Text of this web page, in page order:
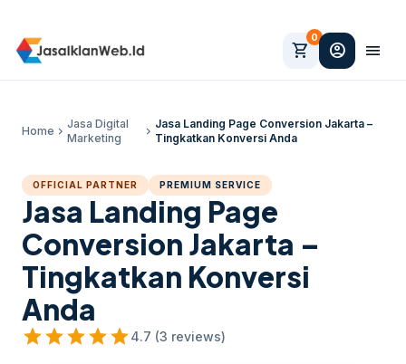
shopping_cart
0
account_circle menu
Home chevron_right
Jasa Digital
Marketing
chevron_right
Jasa Landing Page Conversion Jakarta –
Tingkatkan Konversi Anda
OFFICIAL PARTNER PREMIUM SERVICE
Jasa Landing Page
Conversion Jakarta –
Tingkatkan Konversi
Anda
starstarstarstarstar4.7 (3 reviews)